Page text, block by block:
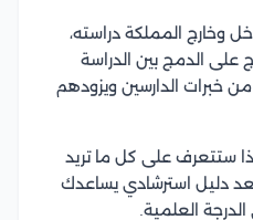
وخارج المملكة دراسته،
على الدمج بين الدراسة
من خبرات الدارسين ويزودهم
ستتعرف على كل ما تريد
دليل استرشادي يساعدك
العلمية.